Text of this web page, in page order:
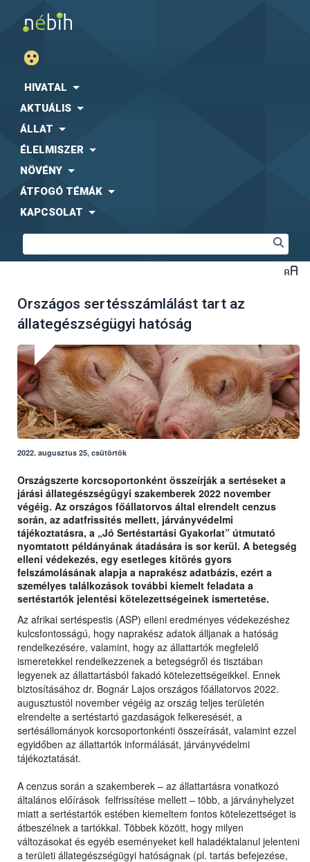
HIVATAL
AKTUÁLIS
ÁLLAT
ÉLELMISZER
NÖVÉNY
ÁTFOGÓ TÉMÁK
KAPCSOLAT
Országos sertésszámlálást tart az
állategészségügyi hatóság
2022. augusztus 25, csütörtök
Országszerte korcsoportonként összeírják a sertéseket a
járási állategészségügyi szakemberek 2022 november
végéig. Az országos főállatorvos által elrendelt cenzus
során, az adatfrissítés mellett, járványvédelmi
tájékoztatásra, a „Jó Sertéstartási Gyakorlat” útmutató
nyomtatott példányának átadására is sor kerül. A betegség
elleni védekezés, egy esetleges kitörés gyors
felszámolásának alapja a naprakész adatbázis, ezért a
személyes találkozások további kiemelt feladata a
sertéstartók jelentési kötelezettségeinek ismertetése.
Az afrikai sertéspestis (ASP) elleni eredményes védekezéshez
kulcsfontosságú, hogy naprakész adatok álljanak a hatóság
rendelkezésére, valamint, hogy az állattartók megfelelő
ismeretekkel rendelkezzenek a betegségről és tisztában
legyenek az állattartásból fakadó kötelezettségeikkel. Ennek
biztosításához dr. Bognár Lajos országos főállatorvos 2022.
augusztustól november végéig az ország teljes területén
elrendelte a sertéstartó gazdaságok felkeresését, a
sertésállományok korcsoportonkénti összeírását, valamint ezzel
egyidőben az állattartók informálását, járványvédelmi
tájékoztatását.
A cenzus során a szakemberek – az állattartásra vonatkozó
általános előírások felfrissítése mellett – több, a járványhelyzet
miatt a sertéstartók estében kiemeltem fontos kötelezettséget is
átbeszélnek a tartókkal. Többek között, hogy milyen
változásokat és egyéb eseményeket kell haladéktalanul jelenteni
a területi állategészségügyi hatóságnak (pl. tartás befejezése,